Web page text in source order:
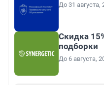
До 31 августа,
Скидка
подборки
До 6 августа,